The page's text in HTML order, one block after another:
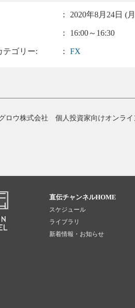
： 2020年8月24日 (
： 16:00～16:30
テゴリー: ：FX
ロウ株式会社 個人投資家向けオンライ
直伝チャンネルHOME
スケジュール
ライブラリ
新着情報・お知らせ